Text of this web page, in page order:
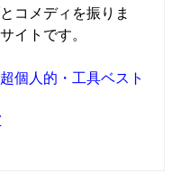
コメディを振りま
イトです。
個人的・工具ベスト